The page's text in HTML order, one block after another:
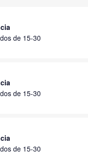
de 15-30
de 15-30
de 15-30